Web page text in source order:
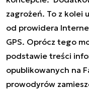
zagrożeń. To z kolei
od prowidera
GPS. Oprócz tego
podstawie treści
opublikowanych na
prowodyrów